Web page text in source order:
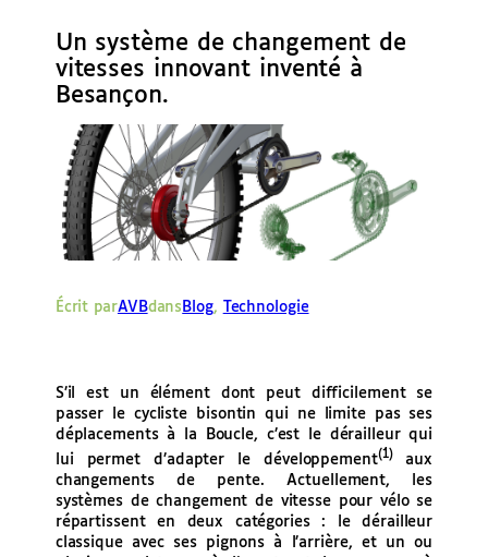
Un système de changement de
vitesses innovant inventé à
Besançon.
Écrit parAVBdans Blog, Technologie
S’il est un élément dont peut difficilement se
passer le cycliste bisontin qui ne limite pas ses
déplacements à la Boucle, c’est le dérailleur qui
lui permet d’adapter le développement(1)aux
changements de pente. Actuellement, les
systèmes de changement de vitesse pour vélo se
répartissent en deux catégories : le dérailleur
classique avec ses pignons à l’arrière, et un ou